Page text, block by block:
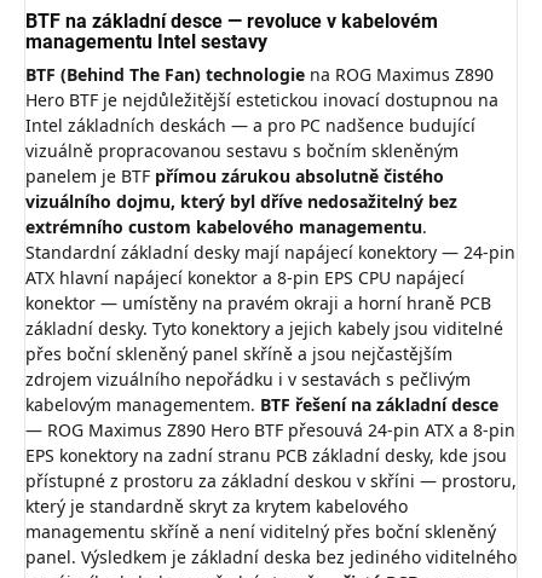
BTF na základní desce — revoluce v kabelovém
managementu Intel sestavy
BTF (Behind The Fan) technologie na ROG Maximus Z890
Hero BTF je nejdůležitější estetickou inovací dostupnou na
Intel základních deskách — a pro PC nadšence budující
vizuálně propracovanou sestavu s bočním skleněným
panelem je BTF přímou zárukou absolutně čistého
vizuálního dojmu, který byl dříve nedosažitelný bez
extrémního custom kabelového managementu.
Standardní základní desky mají napájecí konektory — 24-pin
ATX hlavní napájecí konektor a 8-pin EPS CPU napájecí
konektor — umístěny na pravém okraji a horní hraně PCB
základní desky. Tyto konektory a jejich kabely jsou viditelné
přes boční skleněný panel skříně a jsou nejčastějším
zdrojem vizuálního nepořádku i v sestavách s pečlivým
kabelovým managementem. BTF řešení na základní desce
— ROG Maximus Z890 Hero BTF přesouvá 24-pin ATX a 8-pin
EPS konektory na zadní stranu PCB základní desky, kde jsou
přístupné z prostoru za základní deskou v skříni — prostoru,
který je standardně skryt za krytem kabelového
managementu skříně a není viditelný přes boční skleněný
panel. Výsledkem je základní deska bez jediného viditelného